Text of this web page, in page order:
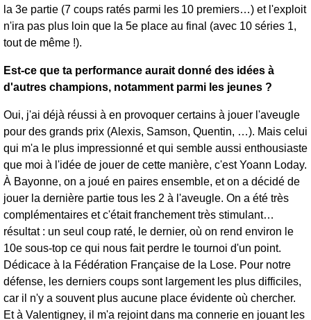
la 3e partie (7 coups ratés parmi les 10 premiers…) et l'exploit
n'ira pas plus loin que la 5e place au final (avec 10 séries 1,
tout de même !).
Est-ce que ta performance aurait donné des idées à
d'autres champions, notamment parmi les jeunes ?
Oui, j'ai déjà réussi à en provoquer certains à jouer l'aveugle
pour des grands prix (Alexis, Samson, Quentin, …). Mais celui
qui m'a le plus impressionné et qui semble aussi enthousiaste
que moi à l'idée de jouer de cette manière, c'est Yoann Loday.
À Bayonne, on a joué en paires ensemble, et on a décidé de
jouer la dernière partie tous les 2 à l'aveugle. On a été très
complémentaires et c'était franchement très stimulant…
résultat : un seul coup raté, le dernier, où on rend environ le
10e sous-top ce qui nous fait perdre le tournoi d'un point.
Dédicace à la Fédération Française de la Lose. Pour notre
défense, les derniers coups sont largement les plus difficiles,
car il n'y a souvent plus aucune place évidente où chercher.
Et à Valentigney, il m'a rejoint dans ma connerie en jouant les